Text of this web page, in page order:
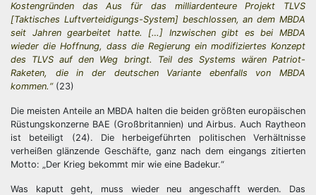
Kostengründen das Aus für das milliardenteure Projekt TLVS
[Taktisches Luftverteidigungs-System] beschlossen, an dem MBDA
seit Jahren gearbeitet hatte. […] Inzwischen gibt es bei MBDA
wieder die Hoffnung, dass die Regierung ein modifiziertes Konzept
des TLVS auf den Weg bringt. Teil des Systems wären Patriot-
Raketen, die in der deutschen Variante ebenfalls von MBDA
kommen.“(23)
Die meisten Anteile an MBDA halten die beiden größten europäischen
Rüstungskonzerne BAE (Großbritannien) und Airbus. Auch Raytheon
ist beteiligt (24). Die herbeigeführten politischen Verhältnisse
verheißen glänzende Geschäfte, ganz nach dem eingangs zitierten
Motto: „Der Krieg bekommt mir wie eine Badekur.“
Was kaputt geht, muss wieder neu angeschafft werden. Das